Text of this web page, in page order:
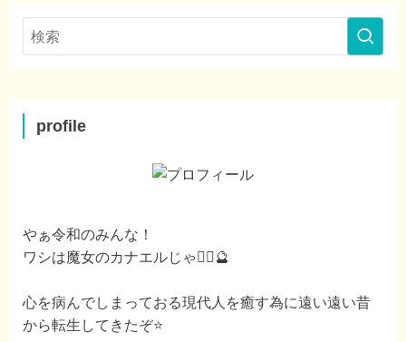
profile
やぁ令和のみんな！
ワシは魔女のカナエルじゃ🧙‍♀️🔮
心を病んでしまっておる現代人を癒す為に遠い遠い昔
から転生してきたぞ⭐️